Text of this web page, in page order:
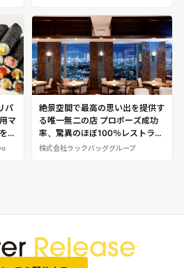
ス株式会社 ※挙式までの取材、
代表取締役会長兼社長CEO金子氏
への取材が可能です！
パ
マ
実
絶景空間で最高の思い出を提供す
る唯一無二の店 プロポーズ成功
率、驚異のほぼ100％レストラン
「GINGER’S BEACH
株式会社ラックバッググループ